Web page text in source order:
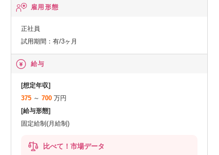
雇用形態
正社員
試用期間：有/3ヶ月
給与
[想定年収]
375 ～700 万円
[給与形態]
固定給制(月給制)
比べて！市場データ